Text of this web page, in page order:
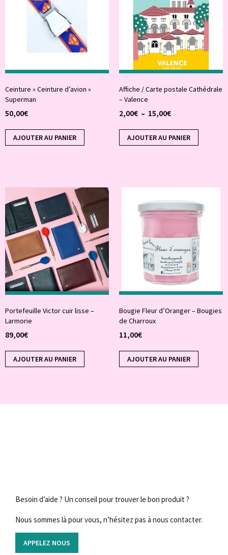
Ceinture « Ceinture d’avion »
Superman
50,00€
AJOUTER AU PANIER
Affiche / Carte postale Cathédrale
– Valence
2,00€ – 15,00€
AJOUTER AU PANIER
Portefeuille Victor cuir lisse –
Larmorie
89,00€
AJOUTER AU PANIER
Bougie Fleur d’Oranger – Bougies
de Charroux
11,00€
AJOUTER AU PANIER
Besoin d’aide ? Un conseil pour trouver le bon produit ?
Nous sommes là pour vous, n’hésitez pas à nous contacter.
APPELEZ NOUS